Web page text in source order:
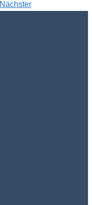
Nächster